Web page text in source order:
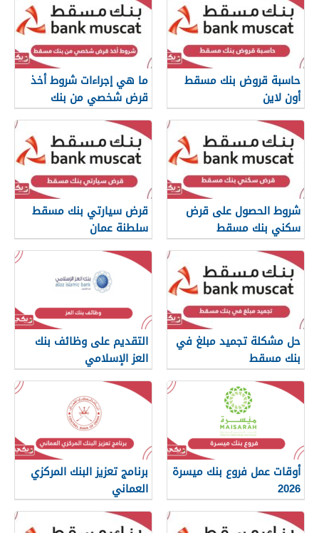
حاسبة قروض بنك مسقط
أون لاين
ما هي إجراءات شروط أخذ
قرض شخصي من بنك
مسقط
شروط الحصول على قرض
سكني بنك مسقط
قرض سيارتي بنك مسقط
سلطنة عمان
حل مشكلة تجميد مبلغ في
بنك مسقط
التقديم على وظائف بنك
العز الإسلامي
أوقات عمل فروع بنك ميسرة
2026
برنامج تعزيز البنك المركزي
العماني